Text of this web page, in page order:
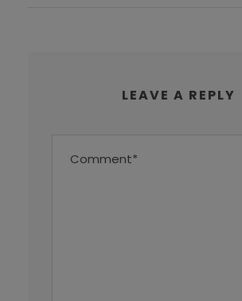
LEAVE A REPLY